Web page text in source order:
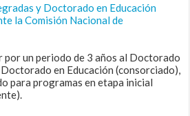
y Doctorado en Educación
la Comisión Nacional de
por un periodo de 3 años al Doctorado
en Educación (consorciado),
para programas en etapa inicial